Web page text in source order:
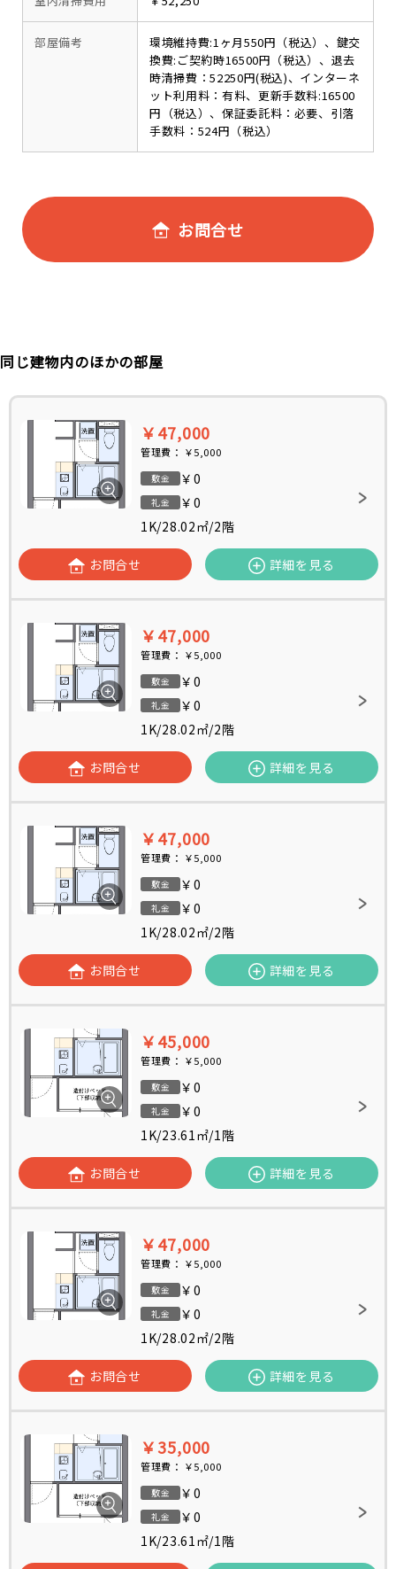
部屋備考
環境維持費:1ヶ月550円（税込）、鍵交
換費:ご契約時16500円（税込）、退去
時清掃費：52250円(税込)、インターネ
ット利用料：有料、更新手数料:16500
円（税込）、保証委託料：必要、引落
手数料：524円（税込）
お問合せ
同じ建物内のほかの部屋
￥47,000
管理費： ￥5,000
敷金 ￥0
礼金
￥0
1K/28.02㎡/2階
お問合せ 詳細を見る
￥47,000
管理費： ￥5,000
敷金 ￥0
礼金
￥0
1K/28.02㎡/2階
お問合せ 詳細を見る
￥47,000
管理費： ￥5,000
敷金 ￥0
礼金
￥0
1K/28.02㎡/2階
お問合せ 詳細を見る
￥45,000
管理費： ￥5,000
敷金 ￥0
礼金
￥0
1K/23.61㎡/1階
お問合せ 詳細を見る
￥47,000
管理費： ￥5,000
敷金 ￥0
礼金
￥0
1K/28.02㎡/2階
お問合せ 詳細を見る
￥35,000
管理費： ￥5,000
敷金 ￥0
礼金
￥0
1K/23.61㎡/1階